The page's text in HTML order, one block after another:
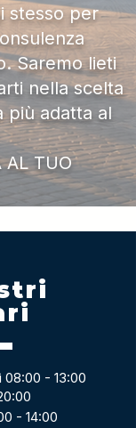
stesso per
Saremo lieti
nella scelta
più adatta al
AL TUO
08:00 - 13:00
- 14:00